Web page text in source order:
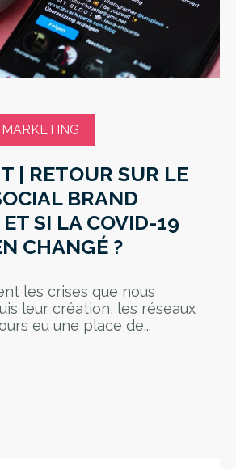
| RETOUR SUR LE
BRAND
SI LA COVID-19
CHANGÉ ?
les crises que nous
leur création, les réseaux
eu une place de...